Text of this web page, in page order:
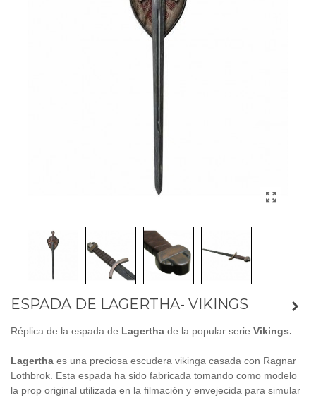
ESPADA DE LAGERTHA- VIKINGS
Réplica de la espada de Lagertha de la popular serie Vikings.
Lagertha es una preciosa escudera vikinga casada con Ragnar
Lothbrok. Esta espada ha sido fabricada tomando como modelo
la prop original utilizada en la filmación y envejecida para simular